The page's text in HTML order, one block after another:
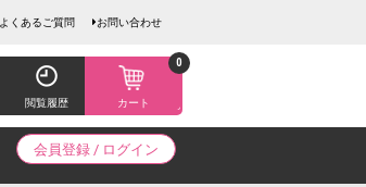
よくあるご質問 お問い合わせ
閲覧履歴 カート
0
会員登録 / ログイン